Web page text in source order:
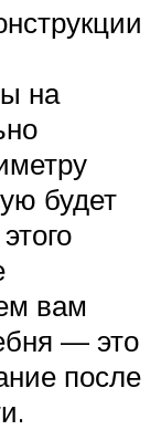
на
будет
вам
— это
после